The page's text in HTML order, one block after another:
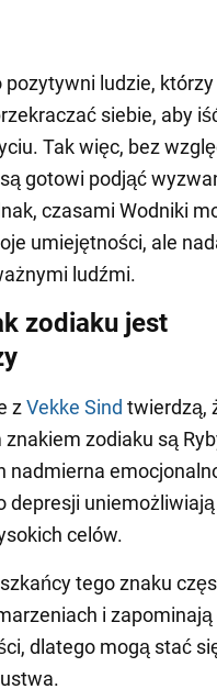
pozytywni ludzie, którzy
siebie, aby
Tak więc, bez
gotowi podjąć
czasami Wodniki
umiejętności, ale
ludźmi.
zodiaku jest
zVekke Sind twierdzą,
znakiem zodiaku są
nadmierna
depresji
celów.
tego znaku
i zapominają
dlatego mogą stać